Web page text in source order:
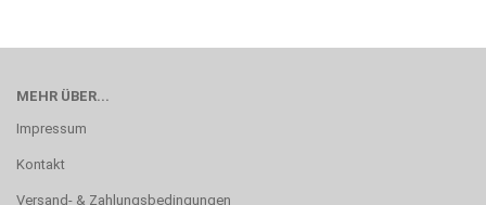
MEHR ÜBER...
Impressum
Kontakt
Versand- & Zahlungsbedingungen